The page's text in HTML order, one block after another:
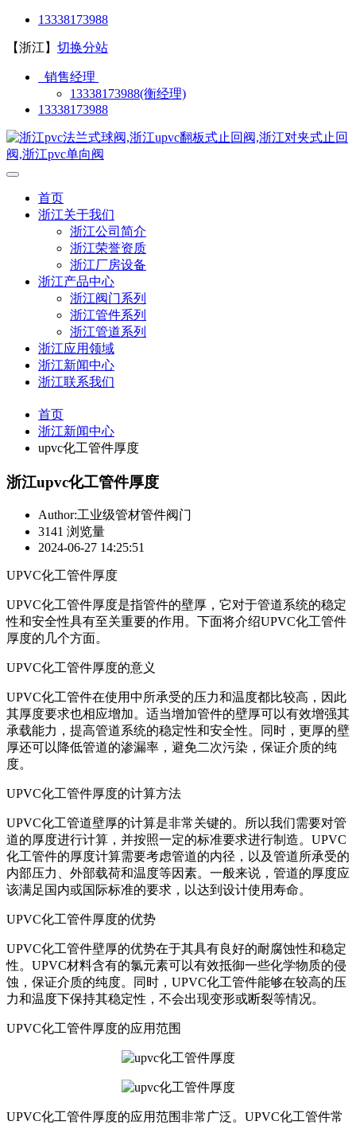
13338173988
【浙江】 切换分站
销售经理
13338173988(衡经理)
13338173988
首页
浙江关于我们
浙江公司简介
浙江荣誉资质
浙江厂房设备
浙江产品中心
浙江阀门系列
浙江管件系列
浙江管道系列
浙江应用领域
浙江新闻中心
浙江联系我们
首页
浙江新闻中心
upvc化工管件厚度
浙江upvc化工管件厚度
Author:工业级管材管件阀门
3141 浏览量
2024-06-27 14:25:51
UPVC化工管件厚度
UPVC化工管件厚度是指管件的壁厚，它对于管道系统的稳定
性和安全性具有至关重要的作用。下面将介绍UPVC化工管件
厚度的几个方面。
UPVC化工管件厚度的意义
UPVC化工管件在使用中所承受的压力和温度都比较高，因此
其厚度要求也相应增加。适当增加管件的壁厚可以有效增强其
承载能力，提高管道系统的稳定性和安全性。同时，更厚的壁
厚还可以降低管道的渗漏率，避免二次污染，保证介质的纯
度。
UPVC化工管件厚度的计算方法
UPVC化工管道壁厚的计算是非常关键的。所以我们需要对管
道的厚度进行计算，并按照一定的标准要求进行制造。UPVC
化工管件的厚度计算需要考虑管道的内径，以及管道所承受的
内部压力、外部载荷和温度等因素。一般来说，管道的厚度应
该满足国内或国际标准的要求，以达到设计使用寿命。
UPVC化工管件厚度的优势
UPVC化工管件壁厚的优势在于其具有良好的耐腐蚀性和稳定
性。UPVC材料含有的氯元素可以有效抵御一些化学物质的侵
蚀，保证介质的纯度。同时，UPVC化工管件能够在较高的压
力和温度下保持其稳定性，不会出现变形或断裂等情况。
UPVC化工管件厚度的应用范围
UPVC化工管件厚度的应用范围非常广泛。UPVC化工管件常